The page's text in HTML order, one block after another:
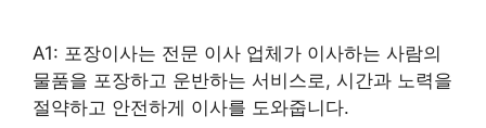
A1: 포장이사는 전문 이사 업체가 이사하는 사람의
물품을 포장하고 운반하는 서비스로, 시간과 노력을
절약하고 안전하게 이사를 도와줍니다.